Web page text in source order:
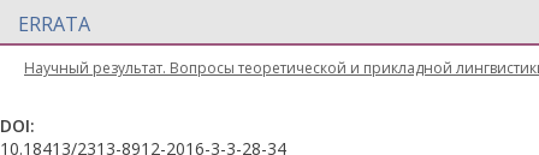
ERRATA
Научный результат. Вопросы теоретической и прикладной
DOI:
10.18413/2313-8912-2016-3-3-28-34